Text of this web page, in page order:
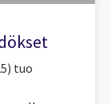
tuo